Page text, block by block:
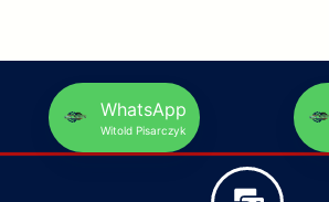
WhatsApp
Witold Pisarczyk